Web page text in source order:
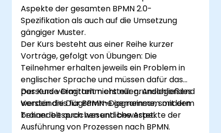
Aspekte der gesamten BPMN 2.0-
Spezifikation als auch auf die Umsetzung
gängiger Muster.
Der Kurs besteht aus einer Reihe kurzer
Vorträge, gefolgt von Übungen: Die
Teilnehmer erhalten jeweils ein Problem in
englischer Sprache und müssen dafür das
passende Diagramm erstellen. Anschließend
werden die Diagramme gemeinsam mit dem
Trainer besprochen und bewertet.
Der Kurs vermittelt nicht nur grundlegendes
Verständnis für BPMN-Diagramme, sondern
behandelt auch wesentliche Aspekte der
Ausführung von Prozessen nach BPMN.